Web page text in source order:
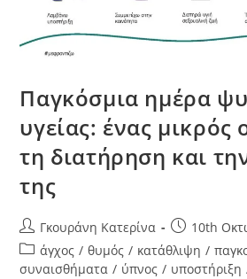
Παγκόσμια ημέρα
υγείας: ένας μικρός
τη διατήρηση και
της
Γκουράνη Κατερίνα
10th
άγχος / θυμός / κατάθλιψη /
συναισθήματα / ύπνος / υποστήριξη